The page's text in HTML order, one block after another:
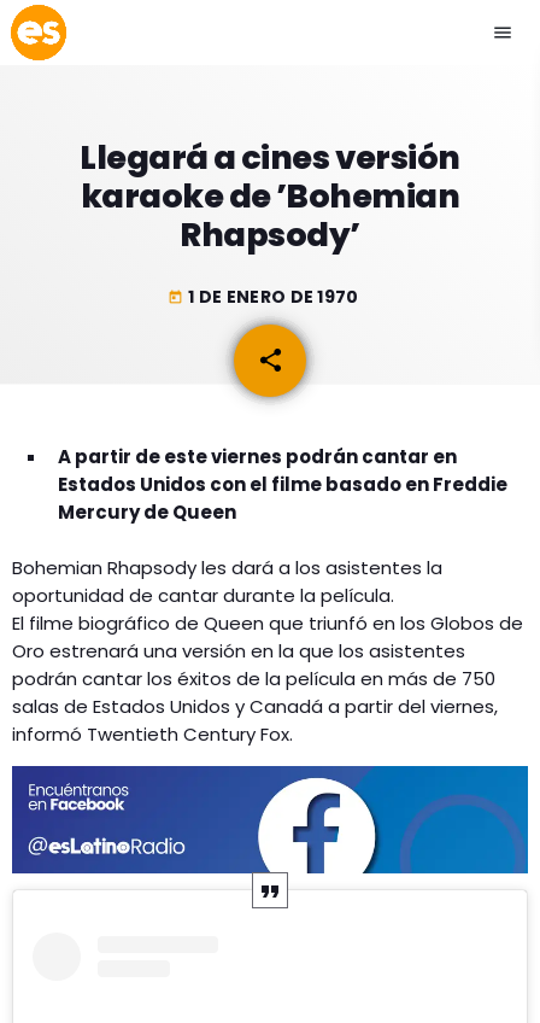
menu
EMISIÓN LA PAZ
EMISIÓN COCHABAMBA
ACTUALIDAD
ESPECTÁCULOS
MÚSICA
ENTRETENIMIENTO
PROGRAMACIÓN
RADIO SPLENDID
CONTACTO
Llegará a cines versión
karaoke de ’Bohemian
Rhapsody’
today 1 DE ENERO DE 1970
share
email
A partir de este viernes podrán cantar en
Estados Unidos con el filme basado en Freddie
Mercury de Queen
Bohemian Rhapsody les dará a los asistentes la
oportunidad de cantar durante la película.
El filme biográfico de Queen que triunfó en los Globos de
Oro estrenará una versión en la que los asistentes
podrán cantar los éxitos de la película en más de 750
salas de Estados Unidos y Canadá a partir del viernes,
informó Twentieth Century Fox.